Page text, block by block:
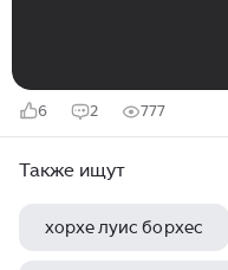
6 2 777
Также ищут
хорхе луис борхес